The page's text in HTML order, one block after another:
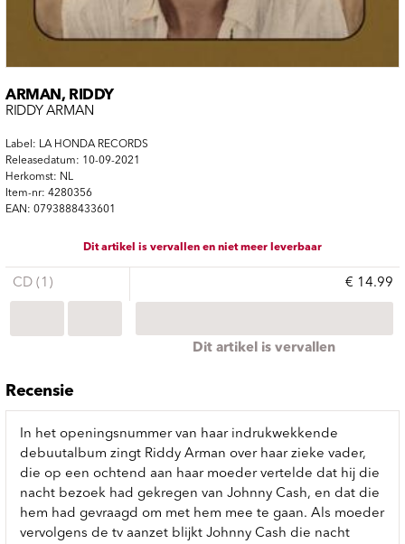
ARMAN, RIDDY
RIDDY ARMAN
Label: LA HONDA RECORDS
Releasedatum: 10-09-2021
Herkomst: NL
Item-nr: 4280356
EAN: 0793888433601
Dit artikel is vervallen en niet meer leverbaar
CD (1) € 14.99
Dit artikel is vervallen
Recensie
In het openingsnummer van haar indrukwekkende
debuutalbum zingt Riddy Arman over haar zieke vader,
die op een ochtend aan haar moeder vertelde dat hij die
nacht bezoek had gekregen van Johnny Cash, en dat die
hem had gevraagd om met hem mee te gaan. Als moeder
vervolgens de tv aanzet blijkt Johnny Cash die nacht